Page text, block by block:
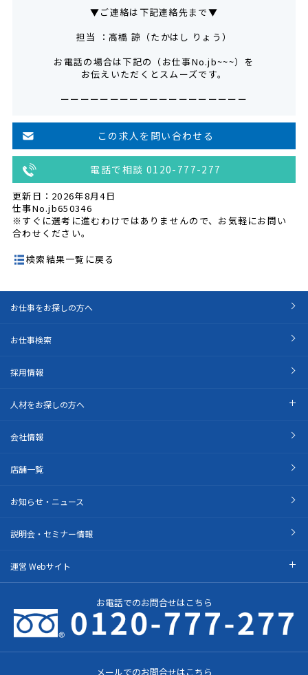
▼ご連絡は下記連絡先まで▼
担当 ：高橋 諒（たかはし りょう）
お電話の場合は下記の（お仕事No.jb~~~）を
お伝えいただくとスムーズです。
ーーーーーーーーーーーーーーーーーーー
この求人を問い合わせる
電話で相談 0120-777-277
更新日：2026年8月4日
仕事No.jb650346
※すぐに選考に進むわけではありませんので、お気軽にお問い
合わせください。
検索結果一覧に戻る
お仕事をお探しの方へ
お仕事検索
採用情報
人材をお探しの方へ
会社情報
店舗一覧
お知らせ・ニュース
説明会・セミナー情報
運営 Webサイト
お電話でのお問合せはこちら
メールでのお問合せはこちら